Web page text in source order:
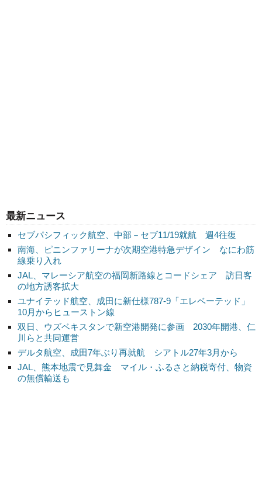
最新ニュース
セブパシフィック航空、中部－セブ11/19就航 週4往復
南海、ピニンファリーナが次期空港特急デザイン なにわ筋
線乗り入れ
JAL、マレーシア航空の福岡新路線とコードシェア 訪日客
の地方誘客拡大
ユナイテッド航空、成田に新仕様787-9「エレベーテッド」
10月からヒューストン線
双日、ウズベキスタンで新空港開発に参画 2030年開港、仁
川らと共同運営
デルタ航空、成田7年ぶり再就航 シアトル27年3月から
JAL、熊本地震で見舞金 マイル・ふるさと納税寄付、物資
の無償輸送も